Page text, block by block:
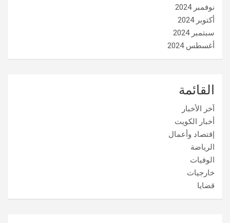
نوفمبر 2024
أكتوبر 2024
سبتمبر 2024
أغسطس 2024
القائمة
آخر الأخبار
أخبار الكويت
إقتصاد وأعمال
الرياضة
الوفيات
خارجيات
قضايا